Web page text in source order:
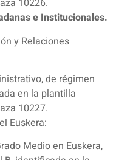
10226.
e Institucionales.
y Relaciones
de régimen
en la plantilla
10227.
Euskera:
Medio en Euskera,